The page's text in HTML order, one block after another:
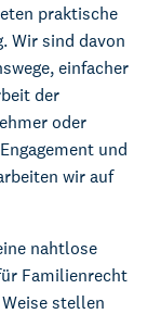
praktische
Wir sind davon
einfacher
der
oder
und
wir auf
nahtlose
Familienrecht
stellen